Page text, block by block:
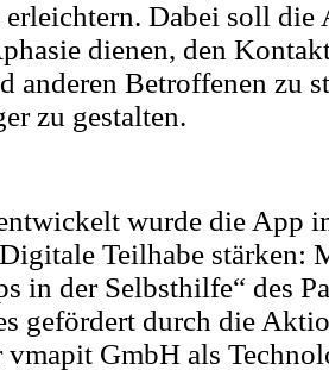
erleichtern. Dabei soll die
dienen, den
anderen Betroffenen zu
zu gestalten.
wurde die App
Teilhabe stärken:
in der Selbsthilfe“ des
gefördert durch die
GmbH als